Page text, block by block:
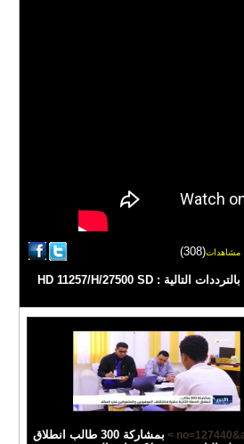
مشاهدات(308)
#كومنت | تقديم شيماء امين #اليمن #يمن_شباب #اخبار_اليمن قناة فضائية يمنية مستقلة تبث على مدار النايلسات بالترددات التالية : HD 11257/H/27500 SD
بمشاركة 300 طالب انطلاق